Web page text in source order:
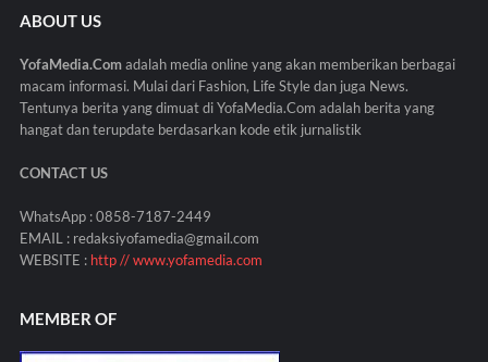
ABOUT US
YofaMedia.Comadalah media online yang akan memberikan berbagai
macam informasi. Mulai dari Fashion, Life Style dan juga News.
Tentunya berita yang dimuat di YofaMedia.Com adalah berita yang
hangat dan terupdate berdasarkan kode etik jurnalistik
CONTACT US
WhatsApp : 0858-7187-2449
EMAIL : redaksiyofamedia@gmail.com
WEBSITE : http // www.yofamedia.com
MEMBER OF